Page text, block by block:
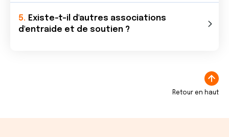
Existe-t-il d'autres associations
d'entraide et de soutien ?
Retour en haut